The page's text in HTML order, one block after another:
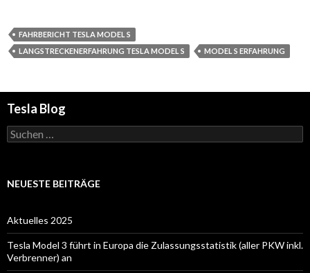
FAHRBERICHT TESLA MODEL S
LANGSTRECKENERFAHRUNG TESLA MODEL S
MODEL S ERFAHRUNG
Tesla Blog
Suchen
nach:
NEUESTE BEITRÄGE
Aktuelles 2025
Tesla Model 3 führt in Europa die Zulassungsstatistik (aller PKW inkl.
Verbrenner) an